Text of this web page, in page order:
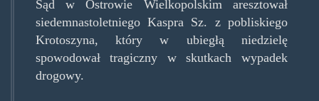
Sąd w Ostrowie Wielkopolskim aresztował
siedemnastoletniego Kaspra Sz. z pobliskiego
Krotoszyna, który w ubiegłą niedzielę
spowodował tragiczny w skutkach wypadek
drogowy.